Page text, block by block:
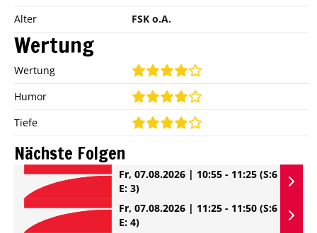
Alter
FSK o.A.
Wertung
Wertung
Humor
Tiefe
Nächste Folgen
Fr, 07.08.2026 | 10:55 - 11:25 (S:6
E: 3)
Fr, 07.08.2026 | 11:25 - 11:50 (S:6
E: 4)